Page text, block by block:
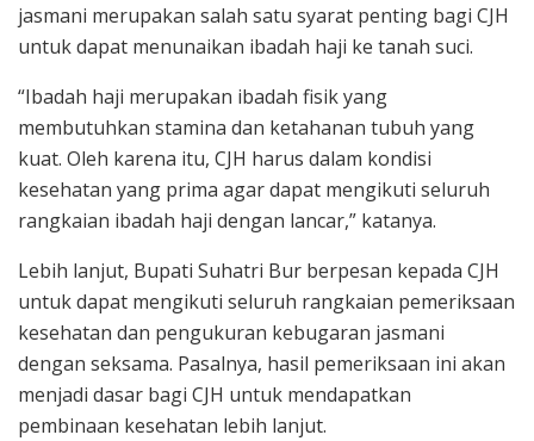
jasmani merupakan salah satu syarat penting bagi CJH
untuk dapat menunaikan ibadah haji ke tanah suci.
“Ibadah haji merupakan ibadah fisik yang
membutuhkan stamina dan ketahanan tubuh yang
kuat. Oleh karena itu, CJH harus dalam kondisi
kesehatan yang prima agar dapat mengikuti seluruh
rangkaian ibadah haji dengan lancar,” katanya.
Lebih lanjut, Bupati Suhatri Bur berpesan kepada CJH
untuk dapat mengikuti seluruh rangkaian pemeriksaan
kesehatan dan pengukuran kebugaran jasmani
dengan seksama. Pasalnya, hasil pemeriksaan ini akan
menjadi dasar bagi CJH untuk mendapatkan
pembinaan kesehatan lebih lanjut.